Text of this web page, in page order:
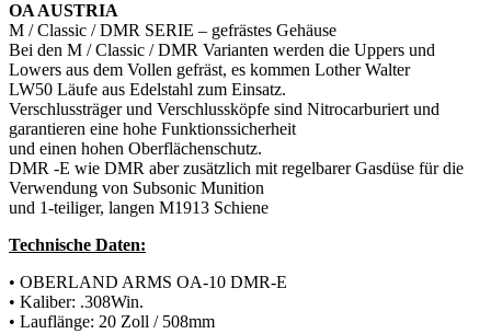
OA AUSTRIA
M / Classic / DMR SERIE – gefrästes Gehäuse
Bei den M / Classic / DMR Varianten werden die Uppers und
Lowers aus dem Vollen gefräst, es kommen Lother Walter
LW50 Läufe aus Edelstahl zum Einsatz.
Verschlussträger und Verschlussköpfe sind Nitrocarburiert und
garantieren eine hohe Funktionssicherheit
und einen hohen Oberflächenschutz.
DMR -E wie DMR aber zusätzlich mit regelbarer Gasdüse für die
Verwendung von Subsonic Munition
und 1-teiliger, langen M1913 Schiene
Technische Daten:
• OBERLAND ARMS OA-10 DMR-E
• Kaliber: .308Win.
• Lauflänge: 20 Zoll / 508mm